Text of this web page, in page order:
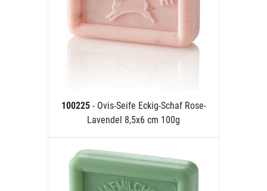
100225 - Ovis-Seife Eckig-Schaf Rose-
Lavendel 8,5x6 cm 100g